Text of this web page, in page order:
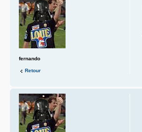
fernando
Retour